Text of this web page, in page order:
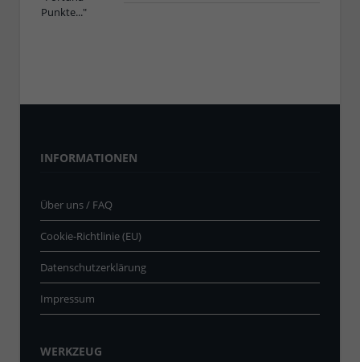
INFORMATIONEN
Über uns / FAQ
Cookie-Richtlinie (EU)
Datenschutzerklärung
Impressum
WERKZEUG